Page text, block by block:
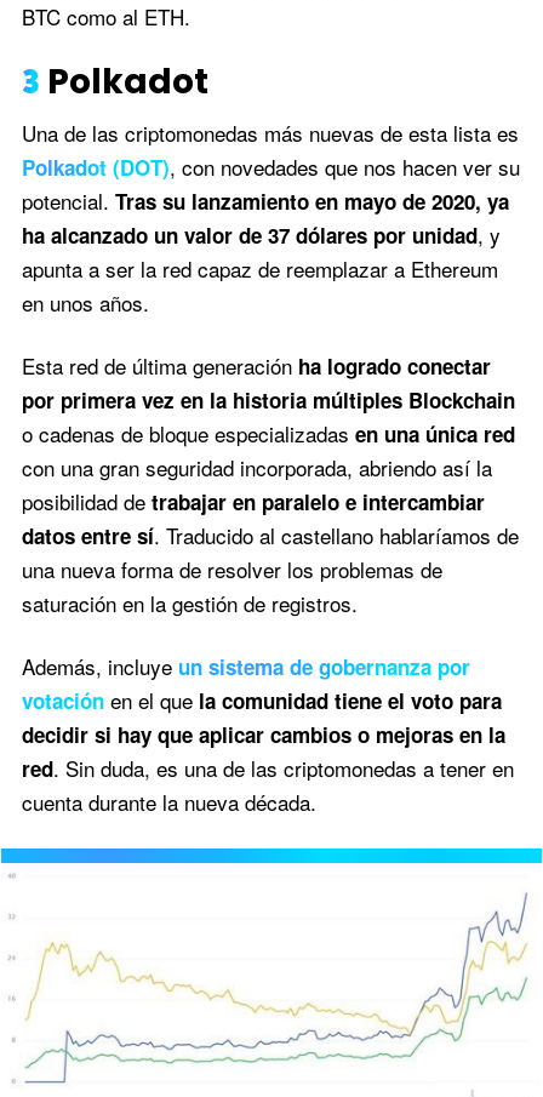
BTC como al ETH.
3 Polkadot
Una de las criptomonedas más nuevas de esta lista es
Polkadot (DOT), con novedades que nos hacen ver su
potencial. Tras su lanzamiento en mayo de 2020, ya
ha alcanzado un valor de 37 dólares por unidad, y
apunta a ser la red capaz de reemplazar a Ethereum
en unos años.
Esta red de última generación ha logrado conectar
por primera vez en la historia múltiples Blockchain
o cadenas de bloque especializadas en una única red
con una gran seguridad incorporada, abriendo así la
posibilidad de trabajar en paralelo e intercambiar
datos entre sí. Traducido al castellano hablaríamos de
una nueva forma de resolver los problemas de
saturación en la gestión de registros.
Además, incluye un sistema de gobernanza por
votaciónen el que la comunidad tiene el voto para
decidir si hay que aplicar cambios o mejoras en la
red. Sin duda, es una de las criptomonedas a tener en
cuenta durante la nueva década.